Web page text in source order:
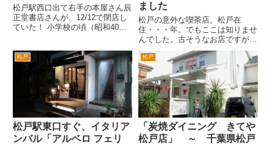
松戸駅西口出て右手の本屋さん辰
正堂書店さんが、12/12で閉店し
ていた！ 小学校の頃（昭和40年
だが・・・閉店か。 小学校4年の
時、親に無理やり明生学院に行か
されて。その行き帰りな...
ました
松戸の意外な喫茶店。松戸在
住・・・年。でもここは知りませ
んでした。古そうなお店ですが、
ノーマークでした。 なにで知
ったかというと、テレビ東京の
「モヤモヤさまぁ～ず2」で、さ
まーずが訪問しているのを見て。
松戸駅西口から徒歩２分ぐらいで
しょ...
松戸
松戸駅東口すぐ、イタリア
ンバル「アルベロ フェリ
松戸
「炭焼ダイニング きてや
松戸店」 ～ 千葉県松戸